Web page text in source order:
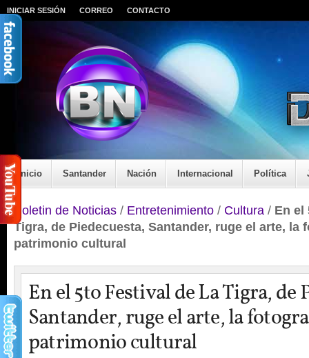
INICIAR SESIÓN CORREO CONTACTO
Inicio Santander Nación Internacional Política
Boletin de Noticias / Entretenimiento / Cultura / En el
Tigra, de Piedecuesta, Santander, ruge el arte, la
patrimonio cultural
En el 5to Festival de La Tigra, de
Santander, ruge el arte, la
patrimonio cultural